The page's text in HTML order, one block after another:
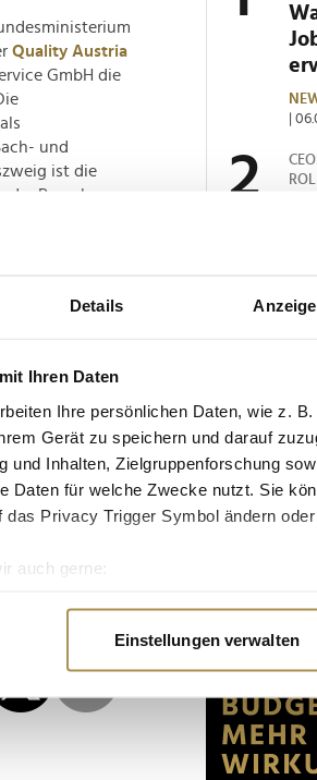
Details
Ihren Daten
Ihre persönlichen Daten, wie z.
Gerät zu speichern und darauf
und Inhalten, Zielgruppenforschung
Daten für welche Zwecke nutzt. Sie
Privacy Trigger Symbol ändern
auch gerne:
persönlichen Daten verarbeitet
und Anzeigen zu personalisieren,
zu analysieren. Außerdem geben wir
Einstellungen verwalten
Quality Austria
GmbH die
und
ist die
Branche
zu allen seinen
auch in
gratulierte
dem
AG und die Sto
für
Jury ihr
mit
Beratung
holte den Sieg
Profit-
für Gesundheit
|